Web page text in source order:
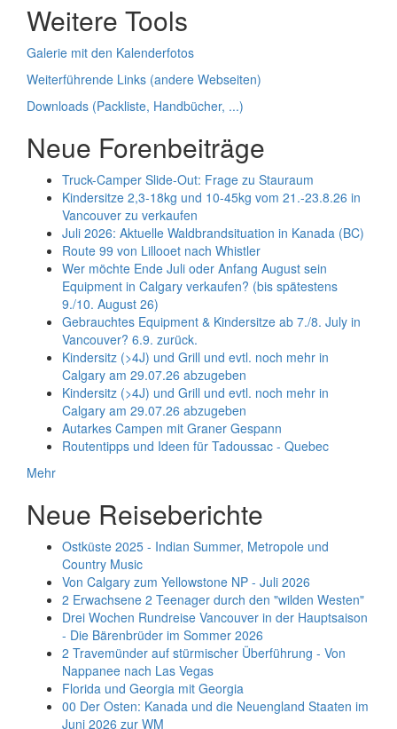
den
Rocky
Mountain
nach
Denver
(Sommer
2025)
über
-
LV
Zion
Bryce
Page
-
Monument
Valley
und
GC
nach
L.A
Weitere Tools
Galerie mit den Kalenderfotos
Weiterführende Links (andere Webseiten)
Downloads (Packliste, Handbücher, ...)
Neue Forenbeiträge
Truck-Camper Slide-Out: Frage zu Stauraum
Kindersitze 2,3-18kg und 10-45kg vom 21.-23.8.26 in
Vancouver zu verkaufen
Juli 2026: Aktuelle Waldbrandsituation in Kanada (BC)
Route 99 von Lillooet nach Whistler
Wer möchte Ende Juli oder Anfang August sein
Equipment in Calgary verkaufen? (bis spätestens
9./10. August 26)
Gebrauchtes Equipment & Kindersitze ab 7./8. July in
Vancouver? 6.9. zurück.
Kindersitz (>4J) und Grill und evtl. noch mehr in
Calgary am 29.07.26 abzugeben
Kindersitz (>4J) und Grill und evtl. noch mehr in
Calgary am 29.07.26 abzugeben
Autarkes Campen mit Graner Gespann
Routentipps und Ideen für Tadoussac - Quebec
Mehr
Neue Reiseberichte
Ostküste 2025 - Indian Summer, Metropole und
Country Music
Von Calgary zum Yellowstone NP - Juli 2026
2 Erwachsene 2 Teenager durch den "wilden Westen"
Drei Wochen Rundreise Vancouver in der Hauptsaison
- Die Bärenbrüder im Sommer 2026
2 Travemünder auf stürmischer Überführung - Von
Nappanee nach Las Vegas
Florida und Georgia mit Georgia
00 Der Osten: Kanada und die Neuengland Staaten im
Juni 2026 zur WM